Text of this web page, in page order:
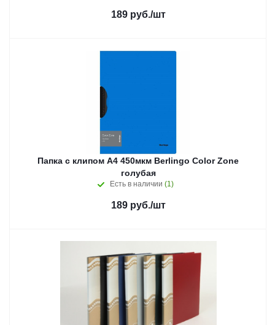
189руб./шт
Папка с клипом А4 450мкм Berlingo Color Zone
голубая
Есть в наличии (1)
189руб./шт